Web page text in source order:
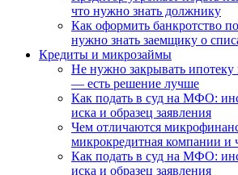
что нужно знать должнику
Как оформить банкротство
нужно знать заемщику о
Кредиты и микрозаймы
Не нужно закрывать ипотеку
— есть решение лучше
Как подать в суд на МФО:
иска и образец заявления
Чем отличаются
микрокредитная компании и
Как подать в суд на МФО:
иска и образец заявления